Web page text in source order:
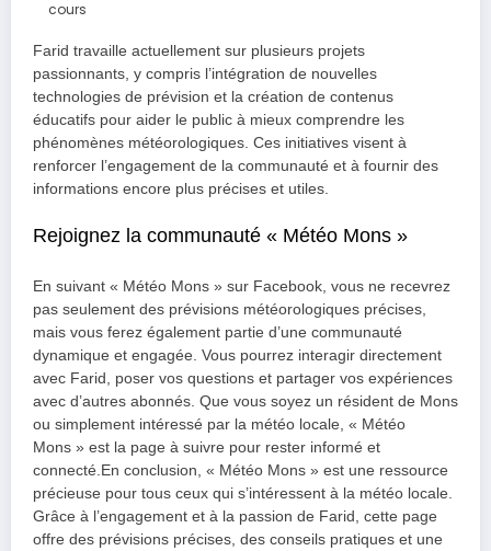
cours
Farid travaille actuellement sur plusieurs projets
passionnants, y compris l’intégration de nouvelles
technologies de prévision et la création de contenus
éducatifs pour aider le public à mieux comprendre les
phénomènes météorologiques. Ces initiatives visent à
renforcer l’engagement de la communauté et à fournir des
informations encore plus précises et utiles.
Rejoignez la communauté « Météo Mons »
En suivant « Météo Mons » sur Facebook, vous ne recevrez
pas seulement des prévisions météorologiques précises,
mais vous ferez également partie d’une communauté
dynamique et engagée. Vous pourrez interagir directement
avec Farid, poser vos questions et partager vos expériences
avec d’autres abonnés. Que vous soyez un résident de Mons
ou simplement intéressé par la météo locale, « Météo
Mons » est la page à suivre pour rester informé et
connecté.En conclusion, « Météo Mons » est une ressource
précieuse pour tous ceux qui s’intéressent à la météo locale.
Grâce à l’engagement et à la passion de Farid, cette page
offre des prévisions précises, des conseils pratiques et une